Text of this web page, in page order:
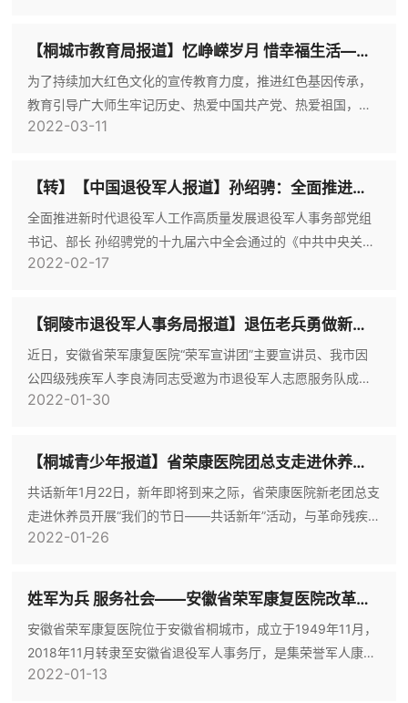
【桐城市教育局报道】忆峥嵘岁月 惜幸福生活——安徽省荣康医院荣军宣讲团走进龙眠小学
为了持续加大红色文化的宣传教育力度，推进红色基因传承，
教育引导广大师生牢记历史、热爱中国共产党、热爱祖国，一
心一意听党话、跟党走，3月10日下午，龙眠小学邀请安徽省
福生活”的主题宣讲活动。宣讲报告会由校党支部书记盛志兵主
持，安徽省荣康医院党委书记崔俊岗出席报告会，学校全体党
员教师及五六年级近三百名学生参加了本次宣讲活动。校长唐
正茂对前来
2022-03-11
【转】【中国退役军人报道】孙绍骋：全面推进新时代退役军人工作高质量发展
全面推进新时代退役军人工作高质量发展退役军人事务部党组
书记、部长 孙绍骋党的十九届六中全会通过的《中共中央关于
党的百年奋斗重大成就和历史经验的决议》（以下简称《决
我们党重视和善于运用历史规律的高度政治自觉，体现了我们
党牢记初心使命、继往开来的自信和担当，必将激励全党锚定
既定奋斗目标，意气风发走向未来。退役军人工作是党和国家
工作的重要组成部分，必
2022-02-17
【铜陵市退役军人事务局报道】退伍老兵勇做新时代红色宣讲的传播者
近日，安徽省荣军康复医院“荣军宣讲团”主要宣讲员、我市因
公四级残疾军人李良涛同志受邀为市退役军人志愿服务队成员
们进行宣讲，分享他在省荣军康复医院疗养、学习、宣讲以及
军康复医院疗养以来，积极遵守院里管理制度，协助院方做好
疗、休养人员的思想工作，积极参加“荣军宣讲团”活动，围绕
自己在马兰参核部队服役期间的艰苦经历和奋斗历程，宣讲革
命先辈们行程万里
2022-01-30
【桐城青少年报道】省荣康医院团总支走进休养员开展“我们的节日——共话新年”活动
共话新年1月22日，新年即将到来之际，省荣康医院新老团总支
走进休养员开展“我们的节日——共话新年”活动，与革命残疾
军人会餐、座谈，为他们送去节日的问候和良好的祝愿。餐
心、祝福之情，休养员们表示“很开心与你们年轻人相处”，会
餐现场欢声笑语不断，现场气氛热烈。此次走进休养员，既是
团员青年赓续荣康“为奉献者奉献”优良传统之举，也是对党史
学习教育的贯彻
2022-01-26
姓军为兵 服务社会——安徽省荣军康复医院改革发展记事
安徽省荣军康复医院位于安徽省桐城市，成立于1949年11月，
2018年11月转隶至安徽省退役军人事务厅，是集荣誉军人康复
医院、复员退伍军人慢性病医院、复员退伍军人精神病医院为
2022-01-13